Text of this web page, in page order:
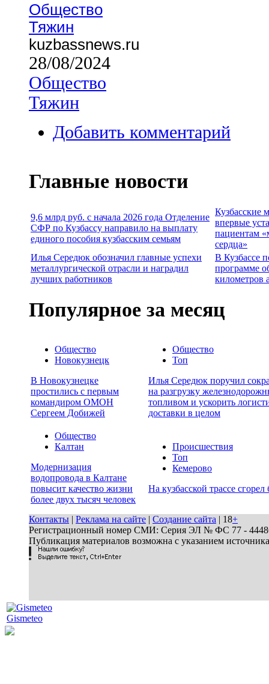
Общество
Тяжин
kuzbassnews.ru
28/08/2024
Общество
Тяжин
Добавить комментарий
Главные новости
9,6 млрд руб. с начала 2026 года Отделение
СФР по Кузбассу направило на выплату
единого пособия кузбасским семьям
Кузбасские
впервые
пациентам
сердца»
Илья Середюк обозначил главные успехи
металлургической отрасли и наградил
лучших работников
В Кузбассе
программе
километров
Популярное за месяц
Общество
Новокузнецк
В Новокузнецке
простились с первым
командиром ОМОН
Сергеем Добижей
Общество
Топ
Илья Середюк поручил
на разгрузку
топливом и ускорить
доставки в целом
Общество
Калтан
Модернизация
водопровода в Калтане
повысит качество жизни
более двух тысяч человек
Происшествия
Топ
Кемерово
На кузбасской трассе сгорел
Контакты | Реклама на сайте | Создание сайта | 18+
Регистрационный номер СМИ: Серия ЭЛ № ФС 77 - 44486
Публикация материалов возможна с указанием
Gismeteo